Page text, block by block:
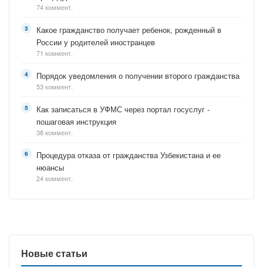
74 коммент.
Какое гражданство получает ребенок, рожденный в
России у родителей иностранцев
71 коммент.
Порядок уведомления о получении второго гражданства
53 коммент.
Как записаться в УФМС через портал госуслуг -
пошаговая инструкция
38 коммент.
Процедура отказа от гражданства Узбекистана и ее
нюансы
24 коммент.
Новые статьи